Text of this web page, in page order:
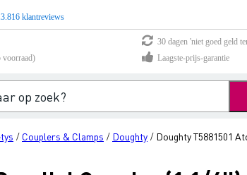
klantreviews
30 dagen 'niet goed geld
voorraad)
Laagste-prijs-garantie
/ Couplers & Clamps / Doughty / Doughty T5881501